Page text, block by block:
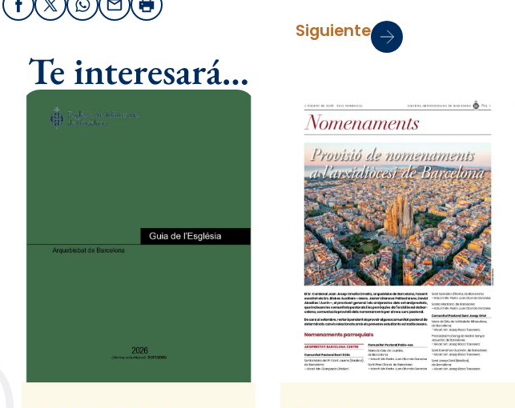
FacebookX / Twitter
WhatsApp
EmailImprimir
Siguiente
Te interesará…